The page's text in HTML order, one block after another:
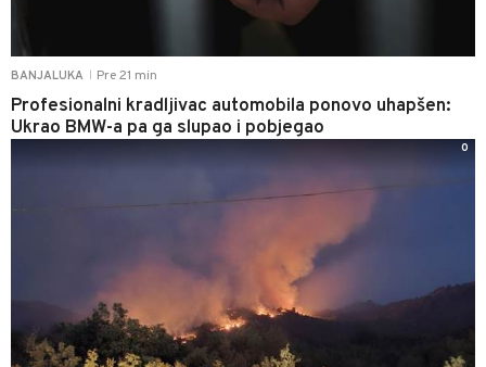
BANJALUKA Pre 21 min
Profesionalni kradljivac automobila ponovo uhapšen:
Ukrao BMW-a pa ga slupao i pobjegao
0